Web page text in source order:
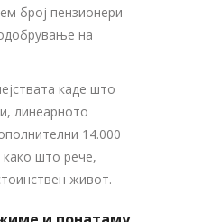
број пензионери
на
каде што
линеарното
14.000
што рече,
живот.